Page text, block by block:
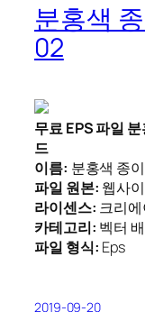
분홍색
02
무료 EPS 파일
드
이름: 분홍색 종
파일 원본: 웹사
라이센스: 크리
카테고리: 벡터
파일 형식: Eps
2019-09-20